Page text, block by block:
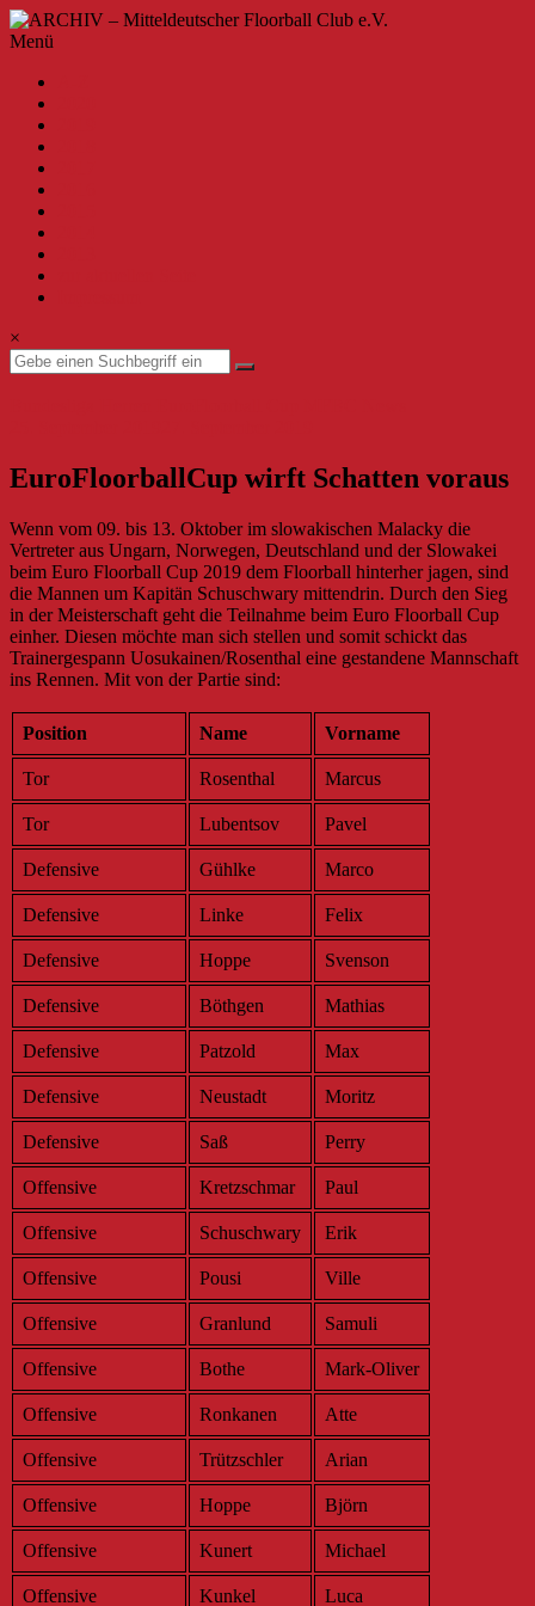
Zum
Inhalt
ARCHIV
Mitteldeutscher
Floorball
Club
e.V.
Willkommen
beim
MFBC
Archiv.
Hier
findest
du
2019/2020.
Menü
×
EuroFloorballCup wirft Schatten voraus
Wenn vom 09. bis 13. Oktober im slowakischen Malacky die
Vertreter aus Ungarn, Norwegen, Deutschland und der Slowakei
beim Euro Floorball Cup 2019 dem Floorball hinterher jagen, sind
die Mannen um Kapitän Schuschwary mittendrin. Durch den Sieg
in der Meisterschaft geht die Teilnahme beim Euro Floorball Cup
einher. Diesen möchte man sich stellen und somit schickt das
Trainergespann Uosukainen/Rosenthal eine gestandene Mannschaft
ins Rennen. Mit von der Partie sind:
Position Name Vorname
Tor Rosenthal Marcus
Tor Lubentsov Pavel
Defensive Gühlke Marco
Defensive Linke Felix
Defensive Hoppe Svenson
Defensive Böthgen Mathias
Defensive Patzold Max
Defensive Neustadt Moritz
Defensive Saß Perry
Offensive Kretzschmar Paul
Offensive Schuschwary Erik
Offensive Pousi Ville
Offensive Granlund Samuli
Offensive Bothe Mark-Oliver
Offensive Ronkanen Atte
Offensive Trützschler Arian
Offensive Hoppe Björn
Offensive Kunert Michael
Offensive Kunkel Luca